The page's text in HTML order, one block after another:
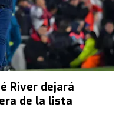
River dejará
de la lista